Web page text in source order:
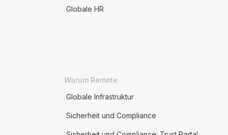
Globale HR
Warum Remote
Globale Infrastruktur
Sicherheit und Compliance